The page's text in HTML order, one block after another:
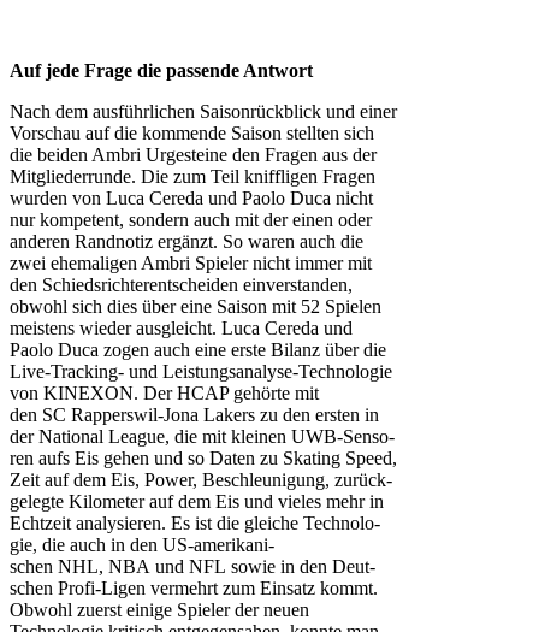
Auf jede Frage die passende Antwort
Nach dem ausführlichen Saisonrückblick und einer
Vorschau auf die kommende Saison stellten sich
die beiden Ambri Urgesteine den Fragen aus der
Mitgliederrunde. Die zum Teil kniffligen Fragen
wurden von Luca Cereda und Paolo Duca nicht
nur kompetent, sondern auch mit der einen oder
anderen Randnotiz ergänzt. So waren auch die
zwei ehemaligen Ambri Spieler nicht immer mit
den Schiedsrichterentscheiden einverstanden,
obwohl sich dies über eine Saison mit 52 Spielen
meistens wieder ausgleicht. Luca Cereda und
Paolo Duca zogen auch eine erste Bilanz über die
Live-Tracking- und Leis­tungs­ana­ly­se-Tech­no­lo­gie
von KIN­EXON. Der HCAP gehörte mit
den SC Rap­pers­wil-Jona Lakers zu den ers­ten in
der Natio­nal League, die mit klei­nen UWB-Sen­so­
ren aufs Eis gehen und so Daten zu Ska­ting Speed,
Zeit auf dem Eis, Power, Beschleu­ni­gung, zurück­
ge­leg­te Kilo­me­ter auf dem Eis und vieles mehr in
Echt­zeit ana­ly­sie­ren. Es ist die glei­che Tech­no­lo­
gie, die auch in den US-ame­ri­ka­ni­
schen NHL, NBA und NFL sowie in den Deut­
schen Pro­fi-Ligen ver­mehrt zum Ein­satz kommt.
Obwohl zuerst einige Spieler der neuen